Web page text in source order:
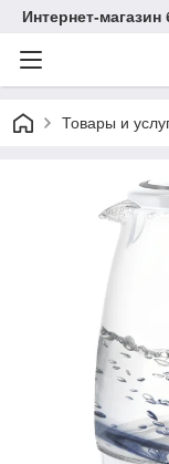
Интернет-
Товары и